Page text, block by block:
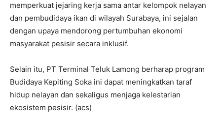
memperkuat jejaring kerja sama antar kelompok nelayan
dan pembudidaya ikan di wilayah Surabaya, ini sejalan
dengan upaya mendorong pertumbuhan ekonomi
masyarakat pesisir secara inklusif.
Selain itu, PT Terminal Teluk Lamong berharap program
Budidaya Kepiting Soka ini dapat meningkatkan taraf
hidup nelayan dan sekaligus menjaga kelestarian
ekosistem pesisir. (acs)